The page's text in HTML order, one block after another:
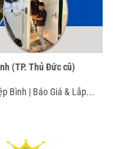
(TP. Thủ Đức cũ)
Bình | Báo Giá & Lắp...